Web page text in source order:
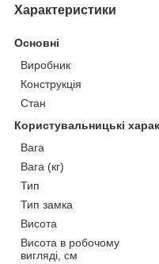
Характеристики
Основні
Виробник
Конструкція
Стан
Користувальницькі
Вага
Вага (кг)
Тип
Тип замка
Висота
Висота в робочому
вигляді, см